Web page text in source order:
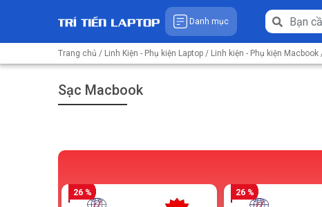
Danh mục
Trang chủ / Linh Kiện - Phụ kiện Laptop / Linh kiện - Phụ kiện Macbook
Sạc Macbook
26 % 26 %